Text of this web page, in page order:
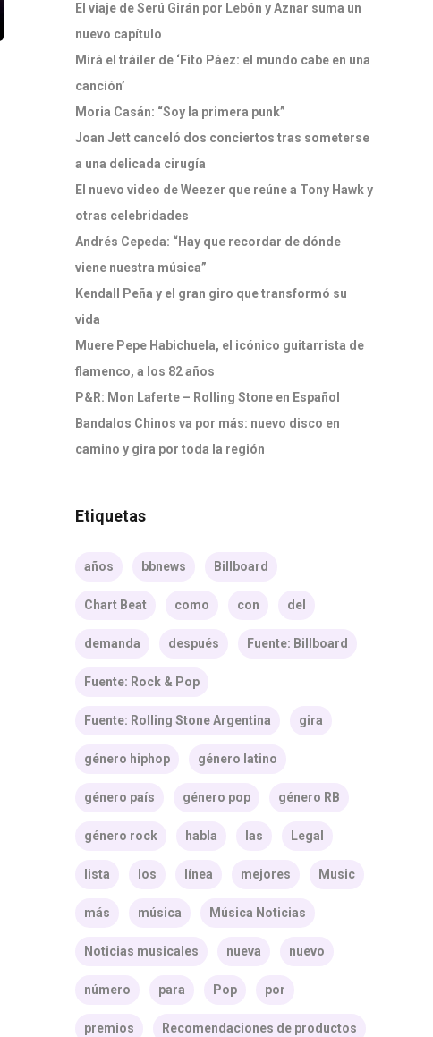
El viaje de Serú Girán por Lebón y Aznar suma un
nuevo capítulo
Mirá el tráiler de ‘Fito Páez: el mundo cabe en una
canción’
Moria Casán: “Soy la primera punk”
Joan Jett canceló dos conciertos tras someterse
a una delicada cirugía
El nuevo video de Weezer que reúne a Tony Hawk y
otras celebridades
Andrés Cepeda: “Hay que recordar de dónde
viene nuestra música”
Kendall Peña y el gran giro que transformó su
vida
Muere Pepe Habichuela, el icónico guitarrista de
flamenco, a los 82 años
P&R: Mon Laferte – Rolling Stone en Español
Bandalos Chinos va por más: nuevo disco en
camino y gira por toda la región
Etiquetas
años bbnews Billboard
Chart Beat como con del
demanda después Fuente: Billboard
Fuente: Rock & Pop
Fuente: Rolling Stone Argentina gira
género hiphop género latino
género país género pop género RB
género rock habla las Legal
lista los línea mejores Music
más música Música Noticias
Noticias musicales nueva nuevo
número para Pop por
premios Recomendaciones de productos